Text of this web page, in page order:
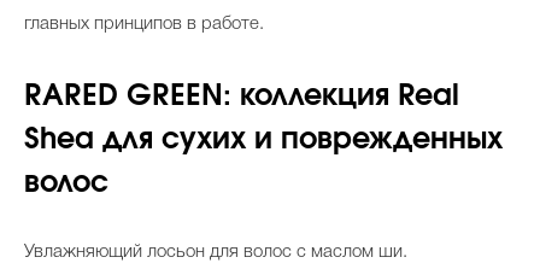
главных принципов в работе.
RARED GREEN: коллекция Real
Shea для сухих и поврежденных
волос
Увлажняющий лосьон для волос с маслом ши.